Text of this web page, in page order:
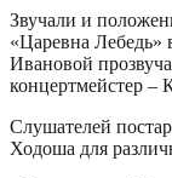
Звучали и
«Царевна Лебедь»
Ивановой
концертмейстер –
Слушателей
Ходоша для